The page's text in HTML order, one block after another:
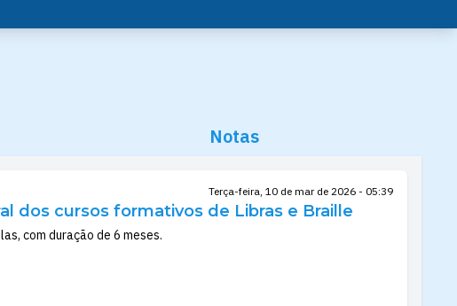
Notas
Terça-feira, 10 de mar de 2026 - 05:39
dos cursos formativos de Libras e Braille
com duração de 6 meses.